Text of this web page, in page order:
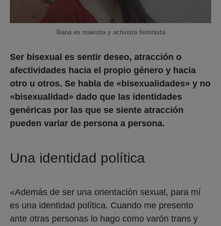
Iliana es maestra y activista feminista
Ser bisexual es sentir deseo, atracción o
afectividades hacia el propio género y hacia
otro u otros. Se habla de «bisexualidades» y no
«bisexualidad» dado que las identidades
genéricas por las que se siente atracción
pueden variar de persona a persona.
Una identidad política
«Además de ser una orientación sexual, para mí
es una identidad política. Cuando me presento
ante otras personas lo hago como varón trans y